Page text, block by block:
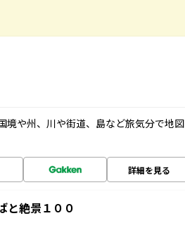
境や州、川や街道、島など旅気分で地図
詳細を見る
と絶景１００